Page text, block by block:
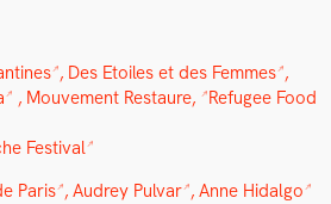
, Des Etoiles et des Femmes ,
, Mou­ve­ment Restau­re, Refugee Food
Fes­ti­val
Paris , Audrey Pul­var , Anne Hidal­go